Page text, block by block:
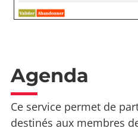
Agenda
Ce service permet de
destinés aux membres